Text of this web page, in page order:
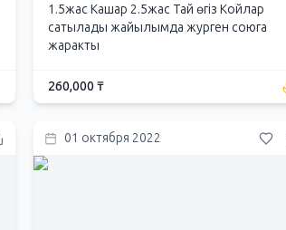
1.5жас Кашар 2.5жас Тай өгіз Койлар
сатылады жайылымда журген союга
жаракты
260,000 ₸
01 октября 2022